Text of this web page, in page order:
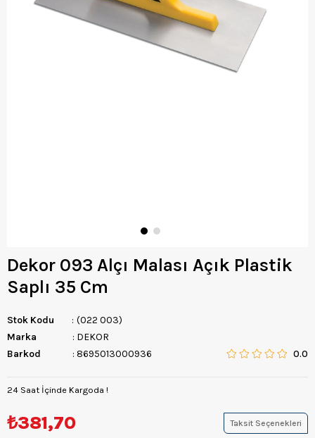
Dekor 093 Alçı Malası Açık Plastik
Saplı 35 Cm
Stok Kodu
(022 003)
Marka
: DEKOR
Barkod
: 8695013000936 0.0
24 Saat İçinde Kargoda !
₺381,70 Taksit Seçenekleri